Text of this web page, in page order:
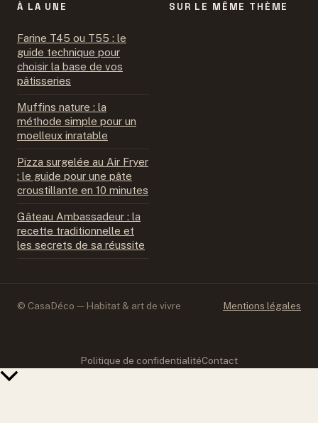
À LA UNE
Farine T45 ou T55 : le
guide technique pour
choisir la base de vos
pâtisseries
Muffins nature : la
méthode simple pour un
moelleux inratable
Pizza surgelée au Air Fryer
: le guide pour une pâte
croustillante en 10 minutes
Gâteau Ambassadeur : la
recette traditionnelle et
les secrets de sa réussite
SUR LE MÊME THÈME
© CasaDéco — Habitat & art de vivre Mentions légales
Politique de confidentialitéContact